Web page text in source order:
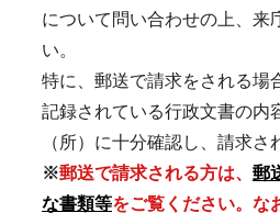
について問い合わせの上、来
い。
特に、郵送で請求をされる場
記録されている行政文書の内
（所）に十分確認し、請求さ
※郵送で請求される方は、 郵
な書類等をご覧ください。な